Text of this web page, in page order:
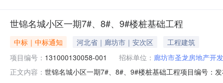
世锦名城小区一期7#、8#、9#楼桩基础工程
中标｜中标通知 河北省｜廊坊市｜安次区
工程建筑
项目编号： 131000130058-001 招标单位： 廊坊市圣龙房地产开
正文内容： 世锦名城小区一期7#、8#、9#楼桩基础工程项目编号：